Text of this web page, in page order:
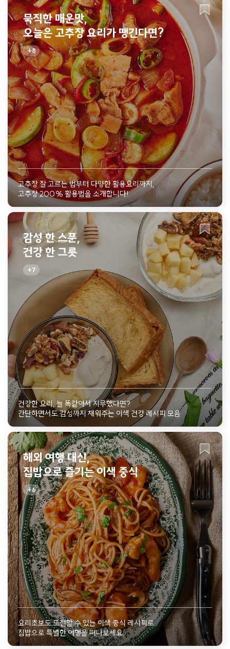
묵직한 매운맛,
오늘은 고추장 요리가 땡긴다면?
8
고추장 잘 고르는 법부터 다양한 활용요리까지,
고추장 200% 활용법을 소개합니다!
감성 한 스푼,
건강 한 그릇
7
건강한 요리, 늘 똑같아서 지루했다면?
간단하면서도 감성까지 채워주는 이색 건강 레시피 모음
해외 여행 대신,
집밥으로 즐기는 이색 중식
6
요리초보도 도전할 수 있는 이색 중식 레시피로
집밥으로 특별한 여행을 떠나보세요.